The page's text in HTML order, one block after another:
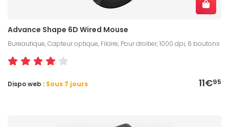
Advance Shape 6D Wired Mouse
Bureautique, Capteur optique, Filaire, Pour droitier, 1000 dpi, 6 boutons
11€95
Dispo web : Sous 7 jours